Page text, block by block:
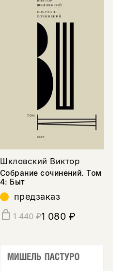
Шкловский Виктор
Собрание сочинений. Том
4: Быт
предзаказ
1 440 ₽1 080 ₽